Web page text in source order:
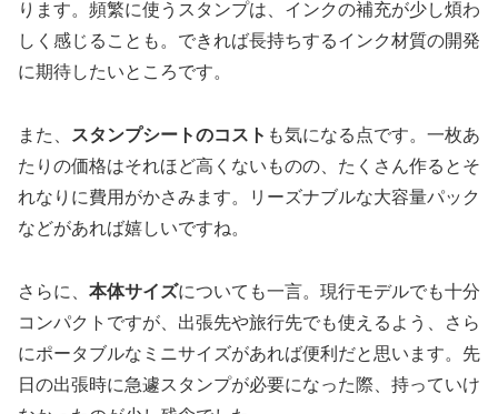
ります。頻繁に使うスタンプは、インクの補充が少し煩わ
しく感じることも。できれば長持ちするインク材質の開発
に期待したいところです。
また、 スタンプシートのコスト も気になる点です。一枚あ
たりの価格はそれほど高くないものの、たくさん作るとそ
れなりに費用がかさみます。リーズナブルな大容量パック
などがあれば嬉しいですね。
さらに、 本体サイズについても一言。現行モデルでも十分
コンパクトですが、出張先や旅行先でも使えるよう、さら
にポータブルなミニサイズがあれば便利だと思います。先
日の出張時に急遽スタンプが必要になった際、持っていけ